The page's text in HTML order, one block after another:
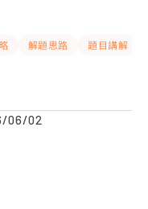
解題思路 題目講解
06/02